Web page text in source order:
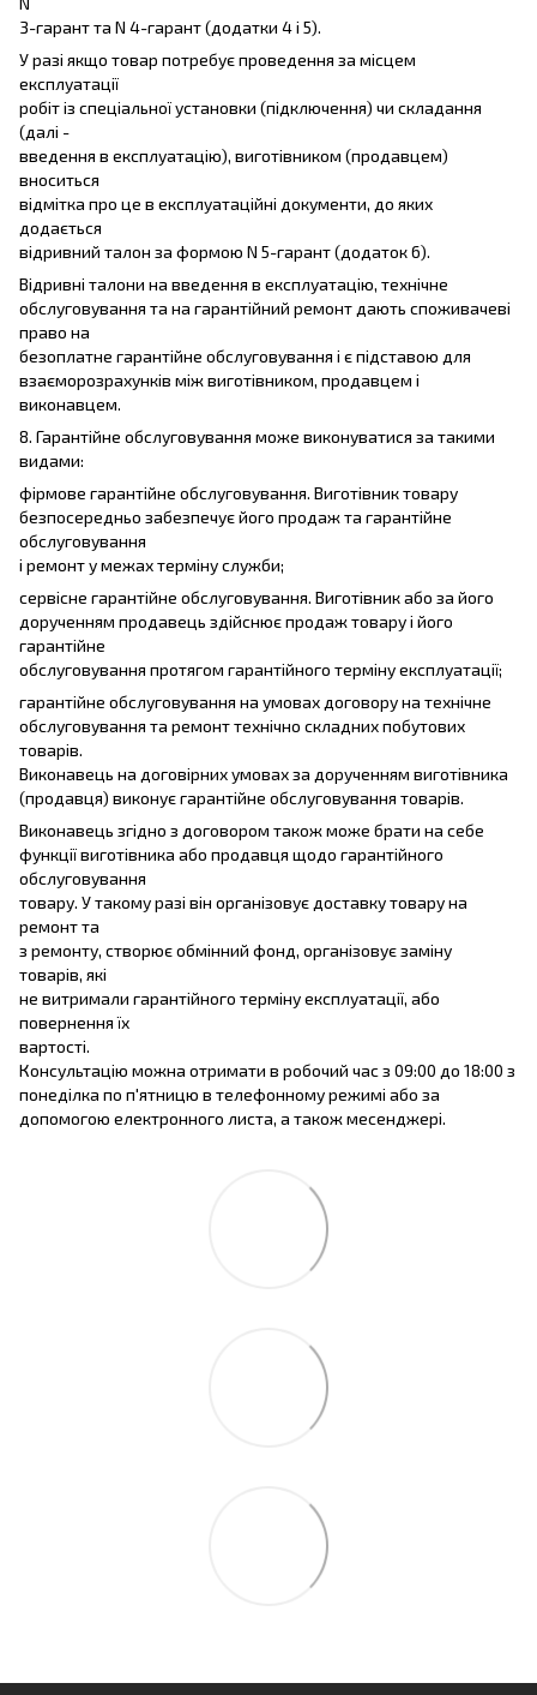
3-гарант та N 4-гарант (додатки 4 і 5).
У разі якщо товар потребує проведення за місцем
експлуатації
робіт із спеціальної установки (підключення) чи складання
(далі -
введення в експлуатацію), виготівником (продавцем)
вноситься
відмітка про це в експлуатаційні документи, до яких
додається
відривний талон за формою N 5-гарант (додаток 6).
Відривні талони на введення в експлуатацію, технічне
обслуговування та на гарантійний ремонт дають споживачеві
право на
безоплатне гарантійне обслуговування і є підставою для
взаєморозрахунків між виготівником, продавцем і
виконавцем.
8. Гарантійне обслуговування може виконуватися за такими
видами:
фірмове гарантійне обслуговування. Виготівник товару
безпосередньо забезпечує його продаж та гарантійне
обслуговування
і ремонт у межах терміну служби;
сервісне гарантійне обслуговування. Виготівник або за його
дорученням продавець здійснює продаж товару і його
гарантійне
обслуговування протягом гарантійного терміну експлуатації;
гарантійне обслуговування на умовах договору на технічне
обслуговування та ремонт технічно складних побутових
товарів.
Виконавець на договірних умовах за дорученням виготівника
(продавця) виконує гарантійне обслуговування товарів.
Виконавець згідно з договором також може брати на себе
функції виготівника або продавця щодо гарантійного
обслуговування
товару. У такому разі він організовує доставку товару на
ремонт та
з ремонту, створює обмінний фонд, організовує заміну
товарів, які
не витримали гарантійного терміну експлуатації, або
повернення їх
вартості.
Консультацію можна отримати в робочий час з 09:00 до 18:00 з
понеділка по п'ятницю в телефонному режимі або за
допомогою електронного листа, а також месенджері.